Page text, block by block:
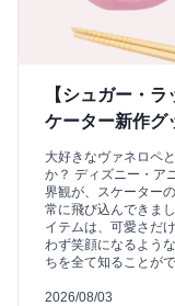
【シュガー・
ケーター新作グ
大好きなヴァネロペ
か？ ディズニー・ア
界観が、スケーター
常に飛び込んできま
イテムは、可愛さだ
わず笑顔になるよう
ちを全て知ることが
2026/08/03